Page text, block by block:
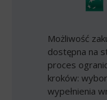
Możliwość
dostępna na
proces
kroków:
wypełnienia